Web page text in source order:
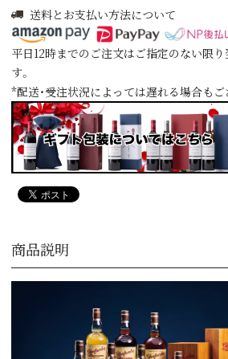
送料とお支払い方法について
平日12時までのご注文はご指定のない限
す。
*配送・受注状況によっては遅れる場合もご
商品説明